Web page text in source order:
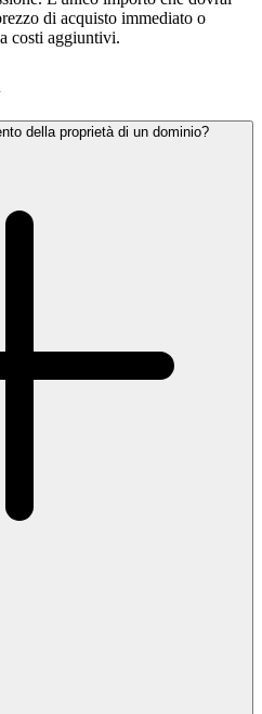
di acquisto immediato o
costi aggiuntivi.
della proprietà di un dominio?